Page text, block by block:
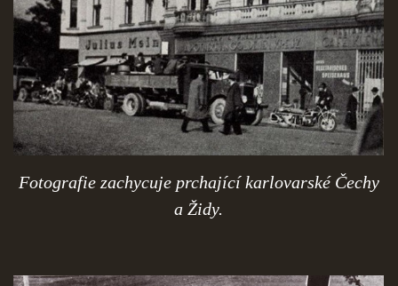
Fotografie zachycuje prchající karlovarské Čechy
a Židy.